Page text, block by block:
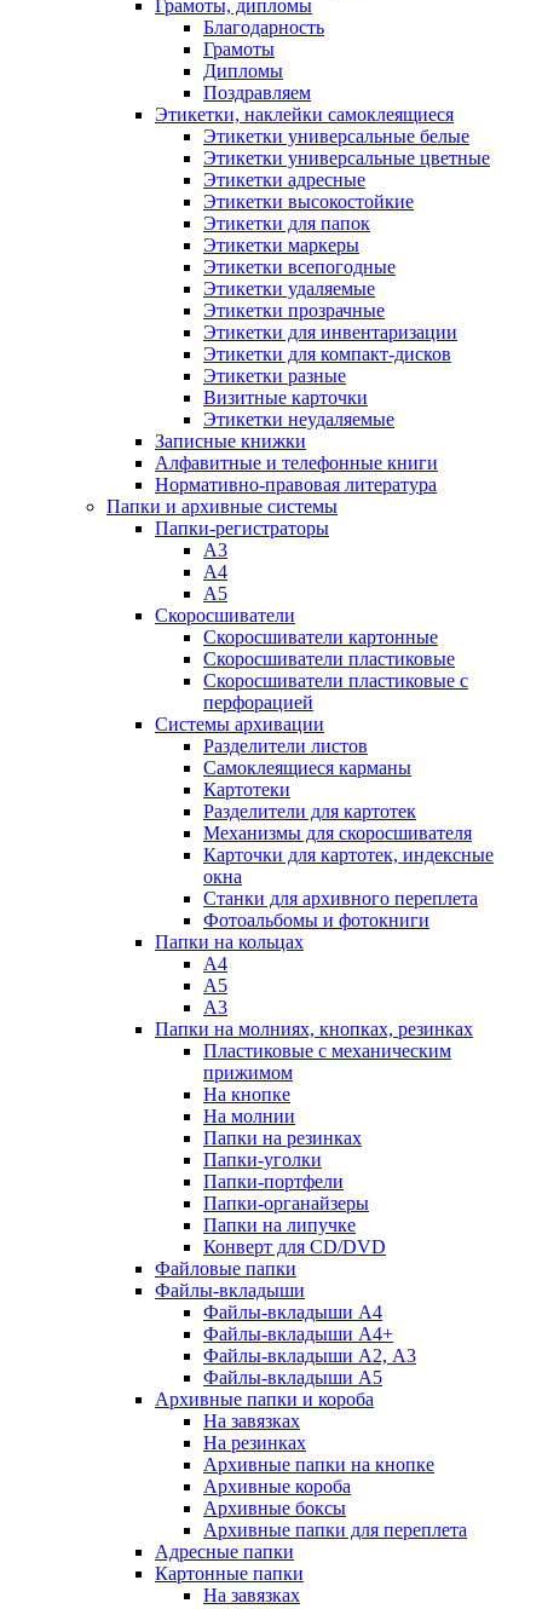
Грамоты, дипломы
Благодарность
Грамоты
Дипломы
Поздравляем
Этикетки, наклейки самоклеящиеся
Этикетки универсальные белые
Этикетки универсальные цветные
Этикетки адресные
Этикетки высокостойкие
Этикетки для папок
Этикетки маркеры
Этикетки всепогодные
Этикетки удаляемые
Этикетки прозрачные
Этикетки для инвентаризации
Этикетки для компакт-дисков
Этикетки разные
Визитные карточки
Этикетки неудаляемые
Записные книжки
Алфавитные и телефонные книги
Нормативно-правовая литература
Папки и архивные системы
Папки-регистраторы
А3
А4
А5
Скоросшиватели
Скоросшиватели картонные
Скоросшиватели пластиковые
Скоросшиватели пластиковые с
перфорацией
Системы архивации
Разделители листов
Самоклеящиеся карманы
Картотеки
Разделители для картотек
Механизмы для скоросшивателя
Карточки для картотек, индексные
окна
Станки для архивного переплета
Фотоальбомы и фотокниги
Папки на кольцах
А4
А5
А3
Папки на молниях, кнопках, резинках
Пластиковые с механическим
прижимом
На кнопке
На молнии
Папки на резинках
Папки-уголки
Папки-портфели
Папки-органайзеры
Папки на липучке
Конверт для CD/DVD
Файловые папки
Файлы-вкладыши
Файлы-вкладыши А4
Файлы-вкладыши А4+
Файлы-вкладыши А2, А3
Файлы-вкладыши А5
Архивные папки и короба
На завязках
На резинках
Архивные папки на кнопке
Архивные короба
Архивные боксы
Архивные папки для переплета
Адресные папки
Картонные папки
На завязках